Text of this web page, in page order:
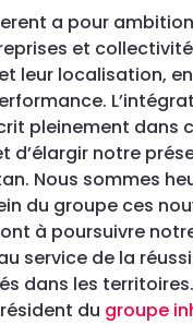
a pour
et
leur localisation,
pleinement dans
d’élargir notre
Nous sommes
du groupe ces
à poursuivre
service de la
dans les
du groupe